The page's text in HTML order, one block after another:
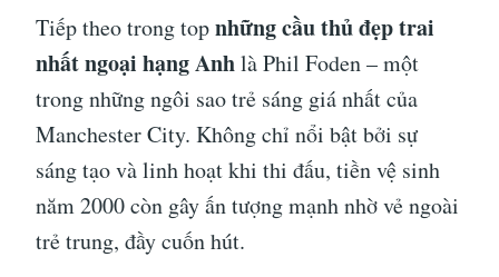
Tiếp theo trong topnhững cầu thủ đẹp trai
nhất ngoại hạng Anhlà Phil Foden – một
trong những ngôi sao trẻ sáng giá nhất của
Manchester City. Không chỉ nổi bật bởi sự
sáng tạo và linh hoạt khi thi đấu, tiền vệ sinh
năm 2000 còn gây ấn tượng mạnh nhờ vẻ ngoài
trẻ trung, đầy cuốn hút.